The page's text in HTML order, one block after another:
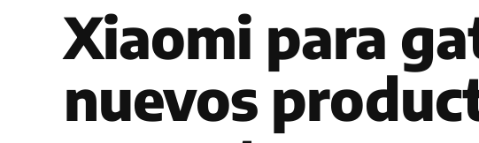
Xiaomi para
nuevos